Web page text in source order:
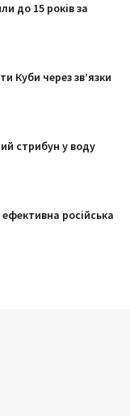
до 15 років за
Куби через зв’язки
стрибун у воду
російська